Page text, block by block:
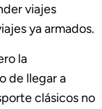
viajes
ya armados.
la
de llegar a
clásicos no